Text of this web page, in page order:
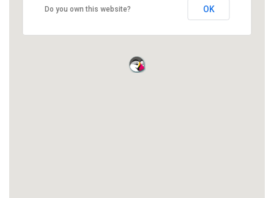
Do you own this website? OK